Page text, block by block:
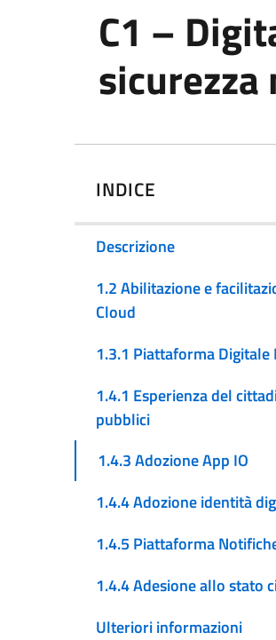
C1 –
sicurezza
INDICE
Descrizione
1.2 Abilitazione e
Cloud
1.3.1 Piattaforma Digitale
1.4.1 Esperienza del
pubblici
1.4.3 Adozione App IO
1.4.4 Adozione identità
1.4.5 Piattaforma
1.4.4 Adesione allo stato
Ulteriori informazioni